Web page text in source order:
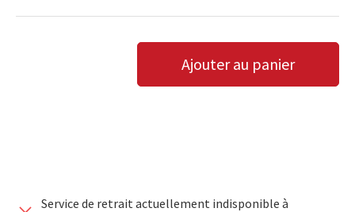
DIMINUER LA QUANTITÉ
AUGMENTER LA QUANTITÉ
Ajouter au panier
Service de retrait actuellement indisponible à